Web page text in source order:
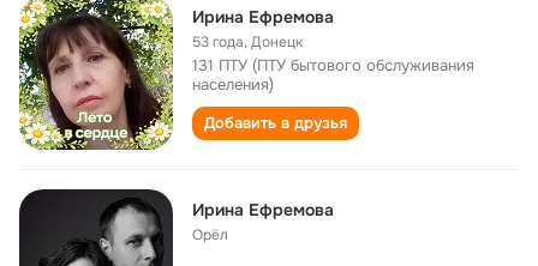
Ирина Ефремова
53 года,Донецк
131 ПТУ (ПТУ бытового обслуживания
населения)
Добавить в друзья
Ирина Ефремова
Орёл